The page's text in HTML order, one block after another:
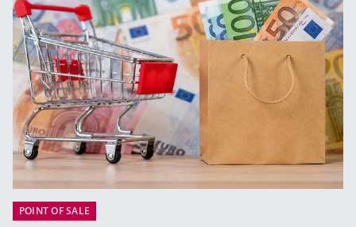
POINT OF SALE